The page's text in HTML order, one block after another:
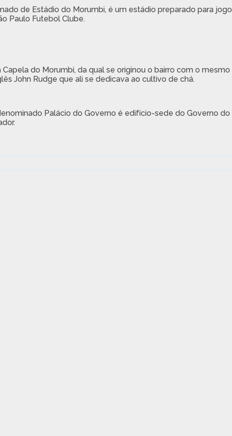
de Estádio do Morumbi, é um estádio preparado para
Paulo Futebol Clube.
do Morumbi, da qual se originou o bairro com o mesmo
John Rudge que ali se dedicava ao cultivo de chá.
Palácio do Governo é edifício-sede do Governo do